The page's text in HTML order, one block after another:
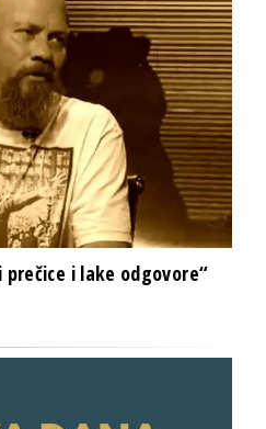
prečice i lake odgovore“